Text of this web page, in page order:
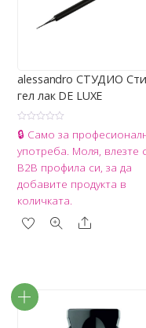
alessandro СТУДИО
гел лак DE LUXE
О
ц
н
е
н
с
0
о
5
🔒 Само за
употреба. Моля, влезте
B2B профила си, за да
добавите продукта в
количката.
Share